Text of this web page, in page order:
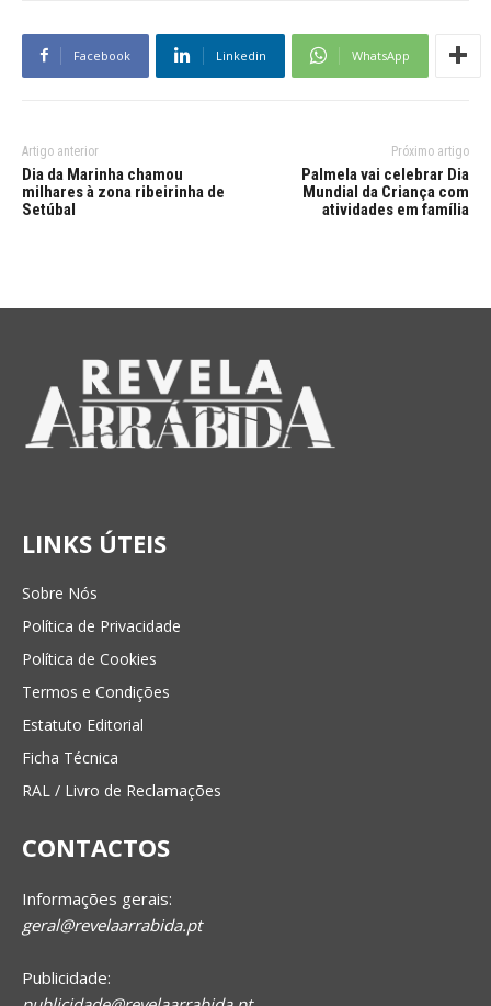
Facebook Linkedin WhatsApp
Artigo anterior
Dia da Marinha chamou
milhares à zona ribeirinha de
Setúbal
Próximo artigo
Palmela vai celebrar Dia
Mundial da Criança com
atividades em família
LINKS ÚTEIS
Sobre Nós
Política de Privacidade
Política de Cookies
Termos e Condições
Estatuto Editorial
Ficha Técnica
RAL / Livro de Reclamações
CONTACTOS
Informações gerais:
geral@revelaarrabida.pt
Publicidade: